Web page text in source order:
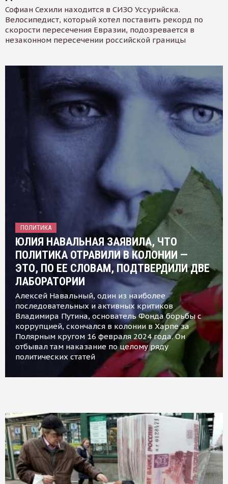
Софиан Сехили находится в СИЗО Уссурийска.
Велосипедист, который хотел поставить рекорд по
скорости пересечения Евразии, подозревается в
незаконном пересечении российской границы
ПОЛИТИКА
ЮЛИЯ НАВАЛЬНАЯ ЗАЯВИЛА, ЧТО
ПОЛИТИКА ОТРАВИЛИ В КОЛОНИИ —
ЭТО, ПО ЕЕ СЛОВАМ, ПОДТВЕРДИЛИ ДВЕ
ЛАБОРАТОРИИ
Алексей Навальный, один из наиболее
последовательных и активных критиков
Владимира Путина, основатель Фонда борьбы с
коррупцией, скончался в колонии в Харпе за
Полярным кругом 16 февраля 2024 года. Он
отбывал там наказание по целому ряду
политических статей